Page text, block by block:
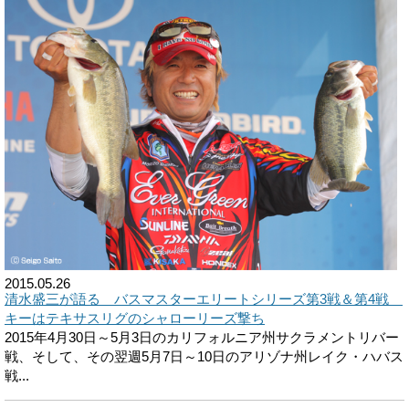
2015.05.26
清水盛三が語る バスマスターエリートシリーズ第3戦＆第4戦
キーはテキサスリグのシャローリーズ撃ち
2015年4月30日～5月3日のカリフォルニア州サクラメントリバー
戦、そして、その翌週5月7日～10日のアリゾナ州レイク・ハバス
戦...